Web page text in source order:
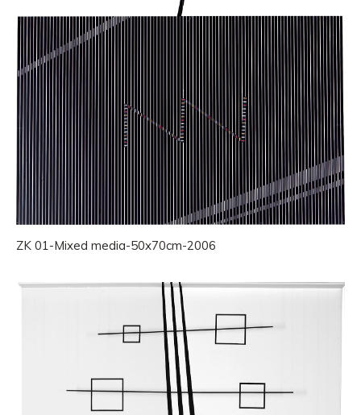
ZK 01-Mixed media-50x70cm-2006